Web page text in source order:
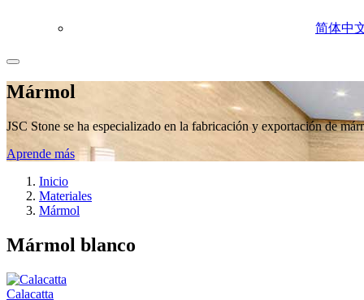
简体中
Mármol
JSC Stone se ha especializado en la fabricación y exportación de
Aprende más
Inicio
Materiales
Mármol
Mármol blanco
Calacatta